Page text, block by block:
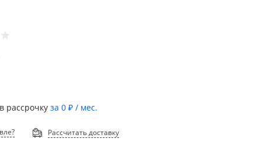
рассрочкуза0 ₽ / мес.
Рассчитать доставку